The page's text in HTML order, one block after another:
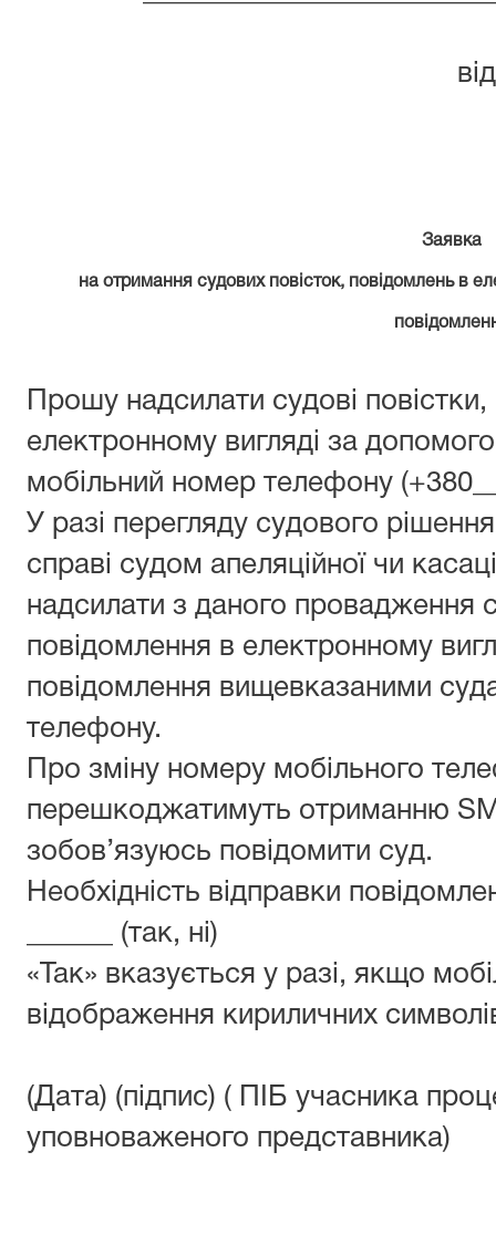
Заявка
на отримання судових повісток, повідомлень в
Прошу надсилати судові
електронному вигляді за
мобільний номер телефону
У разі перегляду судового
справі судом апеляційної чи
надсилати з даного провадження
повідомлення в електронному
повідомлення вищевказаними
телефону.
Про зміну номеру мобільного
перешкоджатимуть отриманню
зобов’язуюсь повідомити суд.
Необхідність відправки
______ (так, ні)
«Так» вказується у разі, якщо
відображення кириличних
(Дата) (підпис) ( ПІБ учасника
уповноваженого представника)